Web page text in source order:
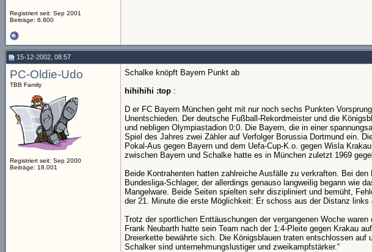
Registriert seit: Sep 2001
Beiträge: 6.800
15-12-2002, 08:57
PC-Oldie-Udo
TBB Family
Registriert seit: Sep 2000
Beiträge: 18.001
Schalke knöpft Bayern Punkt ab
hihihihi :top :
D er FC Bayern München geht mit nur noch sechs Punkten
Unentschieden. Der deutsche Fußball-Rekordmeister und die
und nebligen Olympiastadion 0:0. Die Bayern, die in einer
Spiel des Jahres zwei Zähler auf Verfolger Borussia Dortmund ein.
Pokal-Aus gegen Bayern und dem Uefa-Cup-K.o. gegen Wisla
zwischen Bayern und Schalke hatte es in München zuletzt 1969
Beide Kontrahenten hatten zahlreiche Ausfälle zu verkraften. Bei
Bundesliga-Schlager, der allerdings genauso langweilig begann wie
Mangelware. Beide Seiten spielten sehr diszipliniert und bemüht,
der 21. Minute die erste Möglichkeit: Er schoss aus der Distanz links
Trotz der sportlichen Enttäuschungen der vergangenen Woche
Frank Neubarth hatte sein Team nach der 1:4-Pleite gegen Krakau
Dreierkette bewährte sich. Die Königsblauen traten entschlossen
Schalker sind unternehmungslustiger und zweikampfstärker.“